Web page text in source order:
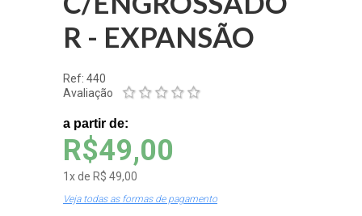
R - EXPANSÃO
Ref: 440
Avaliação
a partir de:
R$49,00
1 xde R$ 49,00
Veja todas as formas de pagamento